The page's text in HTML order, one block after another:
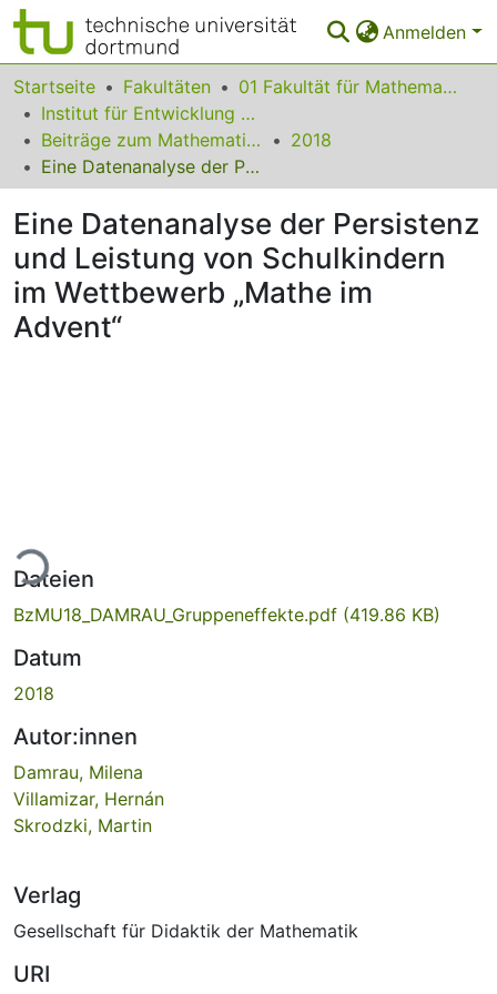
Anmelden
Bereiche & Sammlungen
Das gesamte Repositorium
Statistiken
FAQ
Leitlinien
Zurück zur Startseite
Startseite Fakultäten
01 Fakultät für Mathematik
Institut für Entwicklung und Erforschung des Mathematikunterrichts
Beiträge zum Mathematikunterricht
2018
Eine Datenanalyse der Persistenz und Leistung von Schulkindern im Wettbewerb „Mathe im Advent“
Eine Datenanalyse der Persistenz
und Leistung von Schulkindern
im Wettbewerb „Mathe im
Advent“
Dateien
BzMU18_DAMRAU_Gruppeneffekte.pdf (419.86 KB)
Datum
2018
Autor:innen
Damrau, Milena
Villamizar, Hernán
Skrodzki, Martin
Verlag
Gesellschaft für Didaktik der Mathematik
URI